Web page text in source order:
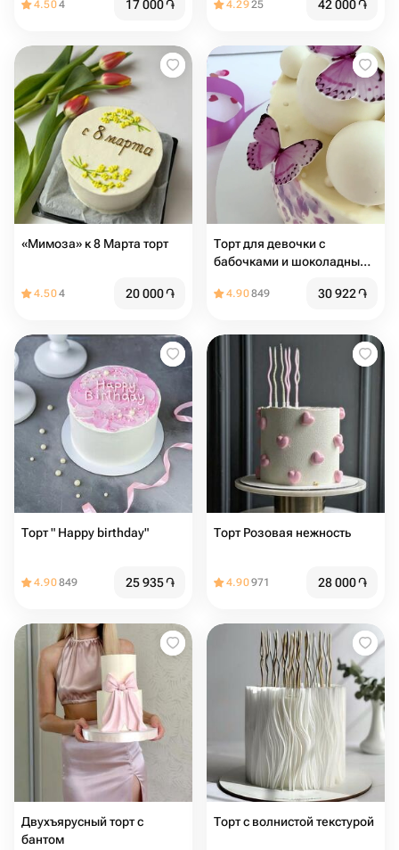
4.504 17 000֏ 4.2925 42 000֏
«Мимоза» к 8 Марта торт
4.504 20 000֏
Торт для девочки с
бабочками и шоколадными
4.90849 30 922֏
Торт " Happy birthday"
4.90849 25 935֏
Торт Розовая нежность
4.90971 28 000֏
Двухъярусный торт с
бантом
Торт с волнистой текстурой